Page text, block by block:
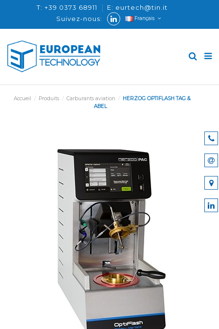
T: +39 0373 68911
E: eurtech@tin.it
Suivez-nous:
Français
Accueil Produits Carburants aviation
HERZOG OPTIFLASH TAG &
ABEL